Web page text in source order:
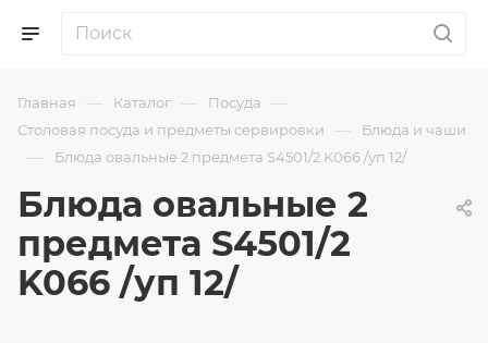
Главная — Каталог — Посуда —
Столовая посуда и предметы сервировки — Блюда и чаши
— Блюда овальные 2 предмета S4501/2 K066 /уп 12/
Блюда овальные 2
предмета S4501/2
K066 /уп 12/